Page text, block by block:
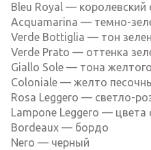
Bleu Royal — королевский
Acquamarina — темно-
Verde Bottiglia — тон
Verde Prato — оттенка
Giallo Sole — тона
Coloniale — желто
Rosa Leggero — светло-
Lampone Leggero —
Bordeaux — бордо
Nero — черный